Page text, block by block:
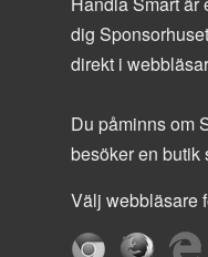
dig
direkt i
Du påminns om
besöker en butik
Välj webbläsare